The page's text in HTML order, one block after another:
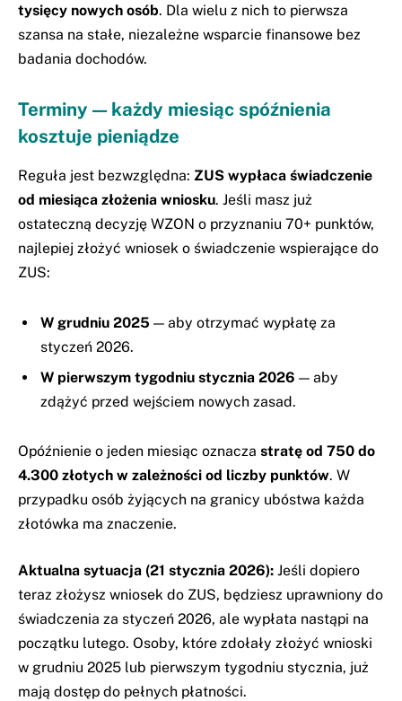
tysięcy nowych osób. Dla wielu z nich to pierwsza
szansa na stałe, niezależne wsparcie finansowe bez
badania dochodów.
Terminy — każdy miesiąc spóźnienia
kosztuje pieniądze
Reguła jest bezwzględna: ZUS wypłaca świadczenie
od miesiąca złożenia wniosku. Jeśli masz już
ostateczną decyzję WZON o przyznaniu 70+ punktów,
najlepiej złożyć wniosek o świadczenie wspierające do
ZUS:
W grudniu 2025 — aby otrzymać wypłatę za
styczeń 2026.
W pierwszym tygodniu stycznia 2026 — aby
zdążyć przed wejściem nowych zasad.
Opóźnienie o jeden miesiąc oznacza stratę od 750 do
4.300 złotych w zależności od liczby punktów. W
przypadku osób żyjących na granicy ubóstwa każda
złotówka ma znaczenie.
Aktualna sytuacja (21 stycznia 2026): Jeśli dopiero
teraz złożysz wniosek do ZUS, będziesz uprawniony do
świadczenia za styczeń 2026, ale wypłata nastąpi na
początku lutego. Osoby, które zdołały złożyć wnioski
w grudniu 2025 lub pierwszym tygodniu stycznia, już
mają dostęp do pełnych płatności.